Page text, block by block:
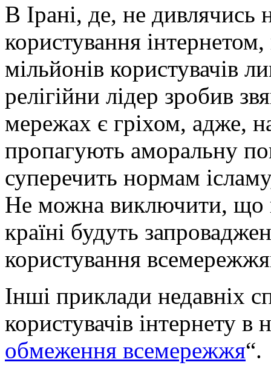
В Ірані, де, не дивлячись
користування
мільйонів користувачів
релігійни лідер зробив
мережах є гріхом, адже,
пропагують аморальну
суперечить нормам
Не можна виключити, що
країні будуть
користування
Інші приклади недавніх
користувачів інтернету
обмеження всемережжя“.